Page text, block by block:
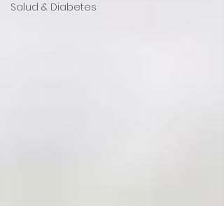
Salud & Diabetes